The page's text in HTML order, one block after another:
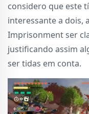
considero que este
interessante a dois,
Imprisonment ser
justificando assim
ser tidas em conta.